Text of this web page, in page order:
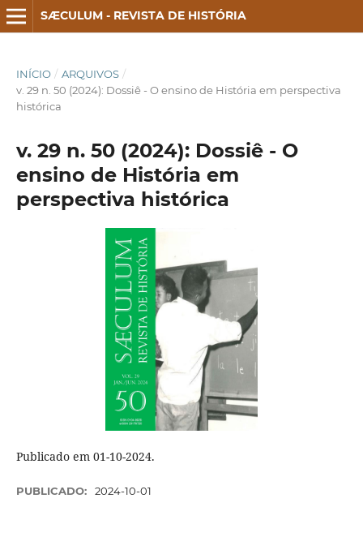
SÆCULUM - REVISTA DE HISTÓRIA
INÍCIO / ARQUIVOS /
v. 29 n. 50 (2024): Dossiê - O ensino de História em perspectiva
histórica
v. 29 n. 50 (2024): Dossiê - O
ensino de História em
perspectiva histórica
Publicado em 01-10-2024.
PUBLICADO: 2024-10-01